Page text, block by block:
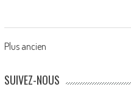
Posts
navigation
Plus ancien
SUIVEZ-NOUS